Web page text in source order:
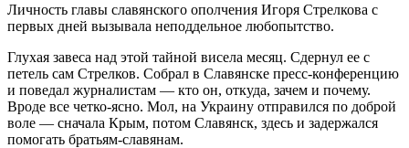
Личность главы славянского ополчения Игоря Стрелкова с
первых дней вызывала неподдельное любопытство.
Глухая завеса над этой тайной висела месяц. Сдернул ее с
петель сам Стрелков. Собрал в Славянске пресс-конференцию
и поведал журналистам — кто он, откуда, зачем и почему.
Вроде все четко-ясно. Мол, на Украину отправился по доброй
воле — сначала Крым, потом Славянск, здесь и задержался
помогать братьям-славянам.